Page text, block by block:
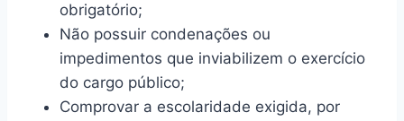
obrigatório;
Não possuir condenações ou
impedimentos que inviabilizem o exercício
do cargo público;
Comprovar a escolaridade exigida, por